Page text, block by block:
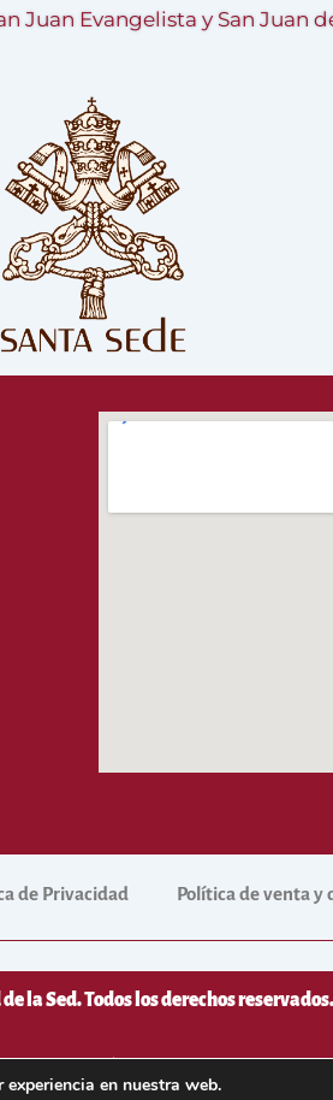
Juan Evangelista y San Juan
de Privacidad Política de venta y
la Sed. Todos los derechos reservados.
en nuestra web.